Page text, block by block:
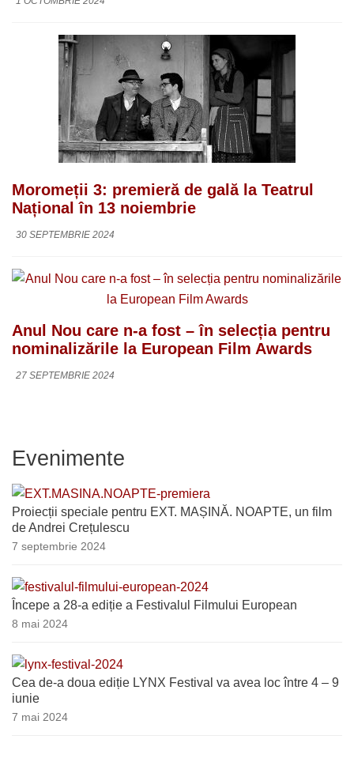
Moromeții 3: premieră de gală la Teatrul
Național în 13 noiembrie
30 SEPTEMBRIE 2024
Anul Nou care n-a fost – în selecția pentru
nominalizările la European Film Awards
27 SEPTEMBRIE 2024
Evenimente
Proiecții speciale pentru EXT. MAȘINĂ. NOAPTE, un film
de Andrei Crețulescu
7 septembrie 2024
Începe a 28-a ediție a Festivalul Filmului European
8 mai 2024
Cea de-a doua ediție LYNX Festival va avea loc între 4 – 9
iunie
7 mai 2024